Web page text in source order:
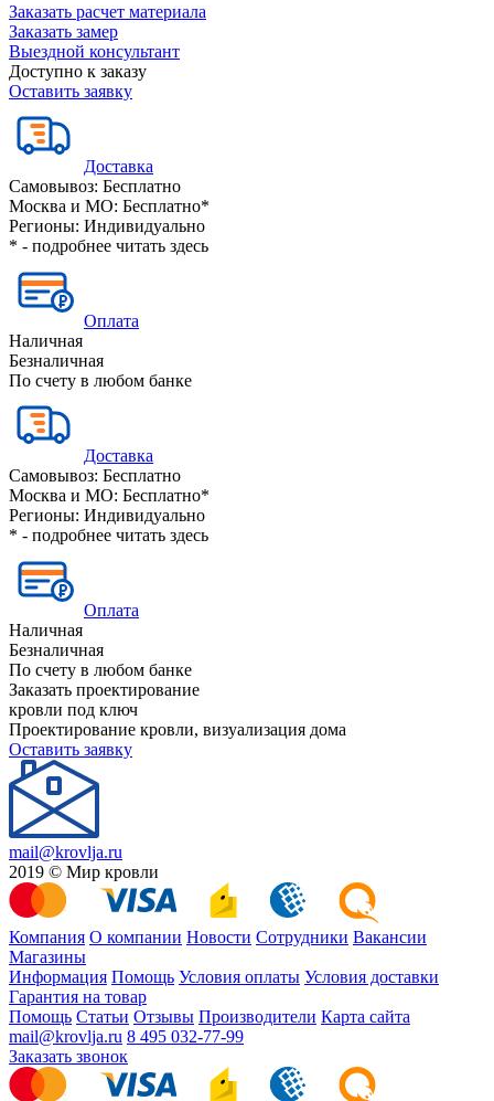
Заказать расчет материала
Заказать замер
Выездной консультант
Доступно к заказу
Оставить заявку
Доставка
Самовывоз: Бесплатно
Москва и МО: Бесплатно*
Регионы: Индивидуально
* - подробнее читать здесь
Оплата
Наличная
Безналичная
По счету в любом банке
Доставка
Самовывоз: Бесплатно
Москва и МО: Бесплатно*
Регионы: Индивидуально
* - подробнее читать здесь
Оплата
Наличная
Безналичная
По счету в любом банке
Заказать проектирование
кровли под ключ
Проектирование кровли, визуализация дома
Оставить заявку
mail@krovlja.ru
2019 © Мир кровли
Компания О компании Новости Сотрудники Вакансии
Магазины
Информация Помощь Условия оплаты Условия доставки
Гарантия на товар
Помощь Статьи Отзывы Производители Карта сайта
mail@krovlja.ru 8 495 032-77-99
Заказать звонок